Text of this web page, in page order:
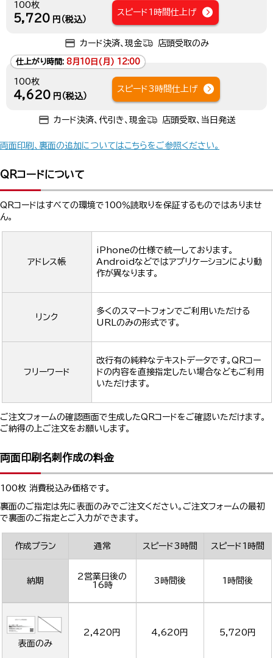
100枚
5,720 円（税込）
スピード1時間仕上げ
カード決済、現金 店頭受取のみ
仕上がり時間: 8月10日(月) 12:00
100枚
4,620 円（税込）
スピード3時間仕上げ
カード決済、代引き、現金 店頭受取、当日発送
両面印刷、裏面の追加についてはこちらをご参照ください。
QRコードについて
QRコードはすべての環境で100％読取りを保証するものではありませ
ん。
アドレス帳
iPhoneの仕様で統一しております。
Androidなどではアプリケーションにより動
作が異なります。
リンク
多くのスマートフォンでご利用いただける
URLのみの形式です。
フリーワード
改行有の純粋なテキストデータです。QRコー
ドの内容を直接指定したい場合などもご利用
いただけます。
ご注文フォームの確認画面で生成したQRコードをご確認いただけます。
ご納得の上ご注文をお願いします。
両面印刷名刺作成の料金
100枚 消費税込み価格です。
裏面のご指定は先に表面のみでご注文ください。ご注文フォームの最初
で裏面のご指定とご入力ができます。
作成プラン 通常 スピード3時間 スピード1時間
納期
2営業日後の
16時
3時間後 1時間後
表面のみ
2,420円 4,620円 5,720円